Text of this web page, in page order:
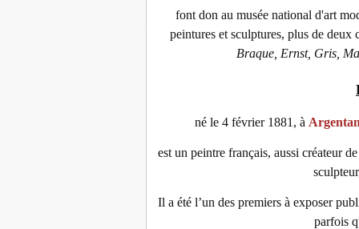
font don au musée national d'art
peintures et sculptures, plus de
Braque, Ernst, Gris,
né le 4 février 1881, à
est un peintre français, aussi créateur
Il a été l’un des premiers à exposer
parfois